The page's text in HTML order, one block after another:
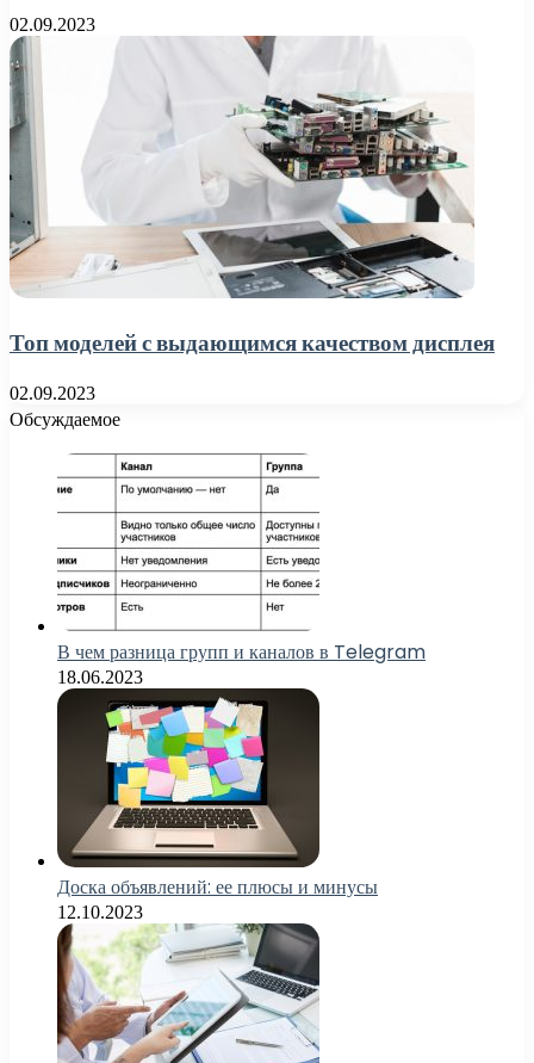
02.09.2023
Топ моделей с выдающимся качеством дисплея
02.09.2023
Обсуждаемое
В чем разница групп и каналов в Telegram
18.06.2023
Доска объявлений: ее плюсы и минусы
12.10.2023